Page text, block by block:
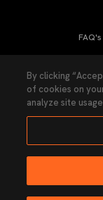
FAQ's
Llei de
Ninguna parte de esta
By clicking
of cookies on
analyze site